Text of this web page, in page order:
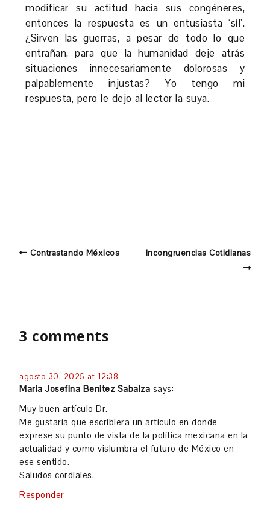
modificar su actitud hacia sus congéneres,
entonces la respuesta es un entusiasta ‘sí!’.
¿Sirven las guerras, a pesar de todo lo que
entrañan, para que la humanidad deje atrás
situaciones innecesariamente dolorosas y
palpablemente injustas? Yo tengo mi
respuesta, pero le dejo al lector la suya.
Contrastando Méxicos Incongruencias Cotidianas
3 comments
agosto 30, 2025 at 12:38
Maria Josefina Benitez Sabalza says:
Muy buen artículo Dr.
Me gustaría que escribiera un artículo en donde
exprese su punto de vista de la política mexicana en la
actualidad y como vislumbra el futuro de México en
ese sentido.
Saludos cordiales.
Responder